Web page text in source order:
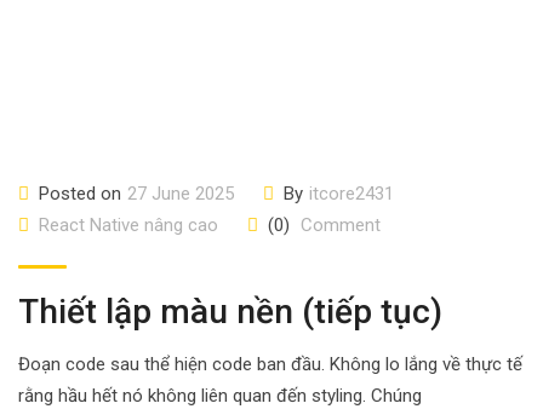
Posted on 27 June 2025 By itcore2431
React Native nâng cao
(0) Comment
Thiết lập màu nền (tiếp tục)
Đoạn code sau thể hiện code ban đầu. Không lo lắng về thực tế
rằng hầu hết nó không liên quan đến styling. Chúng